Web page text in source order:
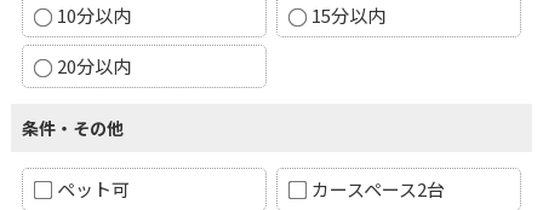
10分以内
15分以内
20分以内
条件・その他
ペット可
カースペース2台